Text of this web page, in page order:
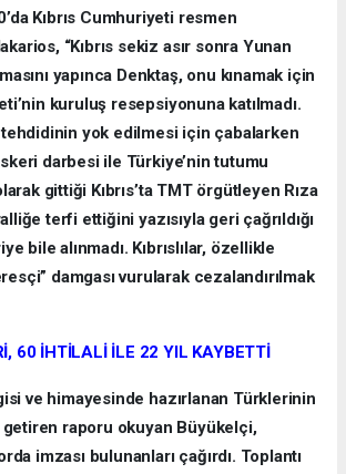
Kıbrıs Cumhuriyeti resmen
“Kıbrıs sekiz asır sonra Yunan
yapınca Denktaş, onu kınamak için
kuruluş resepsiyonuna katılmadı.
yok edilmesi için çabalarken
darbesi ile Türkiye’nin tutumu
gittiği Kıbrıs’ta TMT örgütleyen Rıza
terfi ettiğini yazısıyla geri çağrıldığı
bile alınmadı. Kıbrıslılar, özellikle
damgası vurularak cezalandırılmak
60 İHTİLALİ İLE 22 YIL KAYBETTİ
ve himayesinde hazırlanan Türklerinin
raporu okuyan Büyükelçi,
imzası bulunanları çağırdı. Toplantı